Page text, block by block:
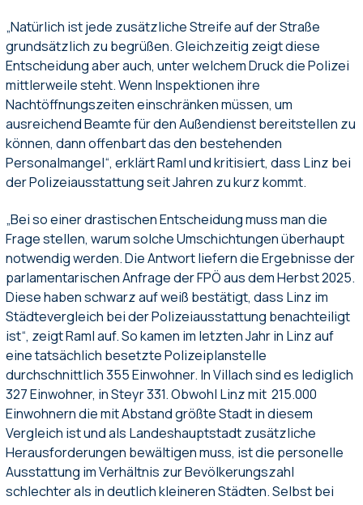
„Natürlich ist jede zusätzliche Streife auf der Straße
grundsätzlich zu begrüßen. Gleichzeitig zeigt diese
Entscheidung aber auch, unter welchem Druck die Polizei
mittlerweile steht. Wenn Inspektionen ihre
Nachtöffnungszeiten einschränken müssen, um
ausreichend Beamte für den Außendienst bereitstellen zu
können, dann offenbart das den bestehenden
Personalmangel“, erklärt Raml und kritisiert, dass Linz bei
der Polizeiausstattung seit Jahren zu kurz kommt.
„Bei so einer drastischen Entscheidung muss man die
Frage stellen, warum solche Umschichtungen überhaupt
notwendig werden. Die Antwort liefern die Ergebnisse der
parlamentarischen Anfrage der FPÖ aus dem Herbst 2025.
Diese haben schwarz auf weiß bestätigt, dass Linz im
Städtevergleich bei der Polizeiausstattung benachteiligt
ist“, zeigt Raml auf. So kamen im letzten Jahr in Linz auf
eine tatsächlich besetzte Polizeiplanstelle
durchschnittlich 355 Einwohner. In Villach sind es lediglich
327 Einwohner, in Steyr 331. Obwohl Linz mit 215.000
Einwohnern die mit Abstand größte Stadt in diesem
Vergleich ist und als Landeshauptstadt zusätzliche
Herausforderungen bewältigen muss, ist die personelle
Ausstattung im Verhältnis zur Bevölkerungszahl
schlechter als in deutlich kleineren Städten. Selbst bei